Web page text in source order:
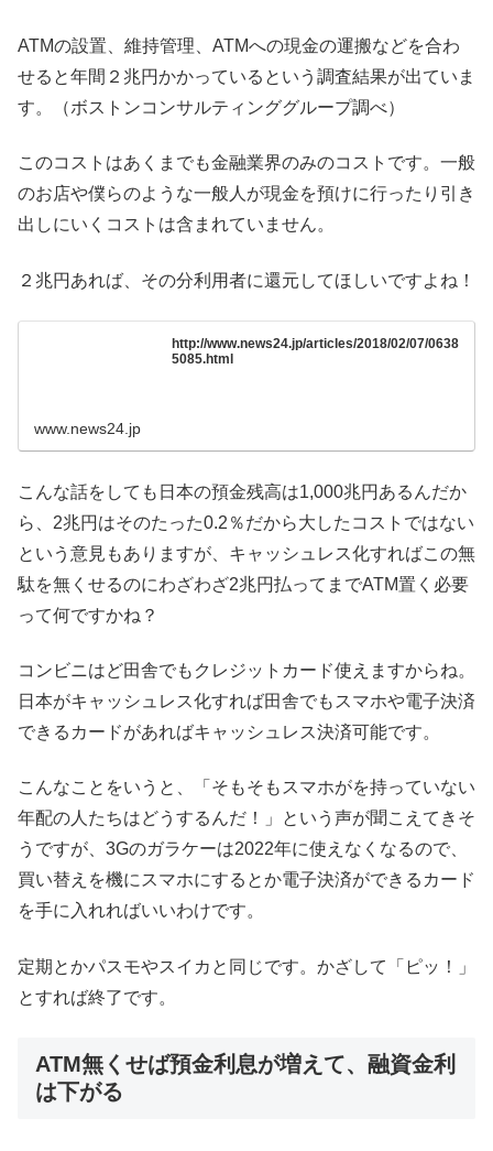
ATMの設置、維持管理、ATMへの現金の運搬などを合わ
せると年間２兆円かかっているという調査結果が出ていま
す。（ボストンコンサルティンググループ調べ）
このコストはあくまでも金融業界のみのコストです。一般
のお店や僕らのような一般人が現金を預けに行ったり引き
出しにいくコストは含まれていません。
２兆円あれば、その分利用者に還元してほしいですよね！
http://www.news24.jp/articles/2018/02/07/0638
5085.html
www.news24.jp
こんな話をしても日本の預金残高は1,000兆円あるんだか
ら、2兆円はそのたった0.2％だから大したコストではない
という意見もありますが、キャッシュレス化すればこの無
駄を無くせるのにわざわざ2兆円払ってまでATM置く必要
って何ですかね？
コンビニはど田舎でもクレジットカード使えますからね。
日本がキャッシュレス化すれば田舎でもスマホや電子決済
できるカードがあればキャッシュレス決済可能です。
こんなことをいうと、「そもそもスマホがを持っていない
年配の人たちはどうするんだ！」という声が聞こえてきそ
うですが、3Gのガラケーは2022年に使えなくなるので、
買い替えを機にスマホにするとか電子決済ができるカード
を手に入れればいいわけです。
定期とかパスモやスイカと同じです。かざして「ピッ！」
とすれば終了です。
ATM無くせば預金利息が増えて、融資金利
は下がる